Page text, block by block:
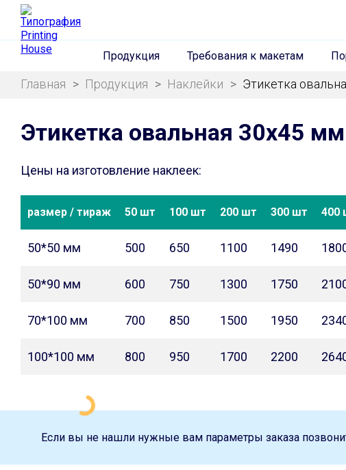
Продукция Требования к макетам
Главная > Продукция > Наклейки > Этикетка
Этикетка овальная 30х45 мм
Цены на изготовление наклеек:
размер / тираж 50 шт 100 шт 200 шт 300 шт 400
50*50 мм 500 650 1100 1490
50*90 мм 600 750 1300 1750
70*100 мм 700 850 1500 1950
100*100 мм 800 950 1700 2200
Если вы не нашли нужные вам параметры заказа